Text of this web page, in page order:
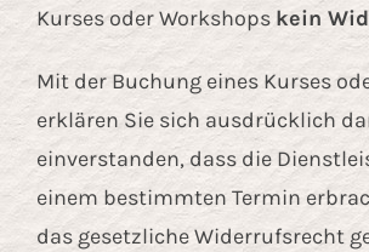
Kurses oder Workshops kein
Mit der Buchung eines Kurses
erklären Sie sich ausdrücklich
einverstanden, dass die
einem bestimmten Termin
das gesetzliche Widerrufsrecht